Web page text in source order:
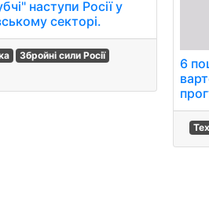
наступи Росії у
секторі.
Збройні сили Росії
6